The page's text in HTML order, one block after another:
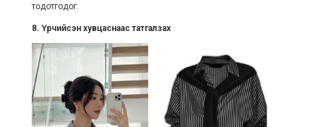
тодотгодог.
8. Үрчийсэн хувцаснаас татгалзах